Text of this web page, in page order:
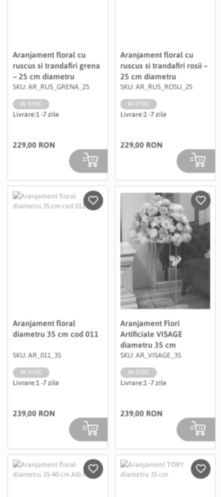
Aranjament floral cu
ruscus si trandafiri grena
– 25 cm diametru
SKU: AR_RUS_GRENA_25
IN STOC
Livrare:1 -7 zile
229,00 RON
Aranjament floral cu
ruscus si trandafiri rosii –
25 cm diametru
SKU: AR_RUS_ROSU_25
IN STOC
Livrare:1 -7 zile
229,00 RON
Aranjament floral
diametru 35 cm cod 011
SKU: AR_011_35
IN STOC
Livrare:1 -7 zile
239,00 RON
Salveaza in Wishlist
Aranjament Flori
Artificiale VISAGE
diametru 35 cm
SKU: AR_VISAGE_35
IN STOC
Livrare:1 -7 zile
239,00 RON
Salveaza in Wishlist